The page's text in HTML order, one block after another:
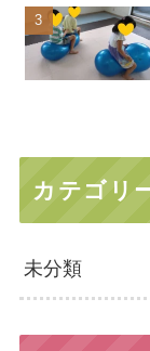
カテゴリ
未分類